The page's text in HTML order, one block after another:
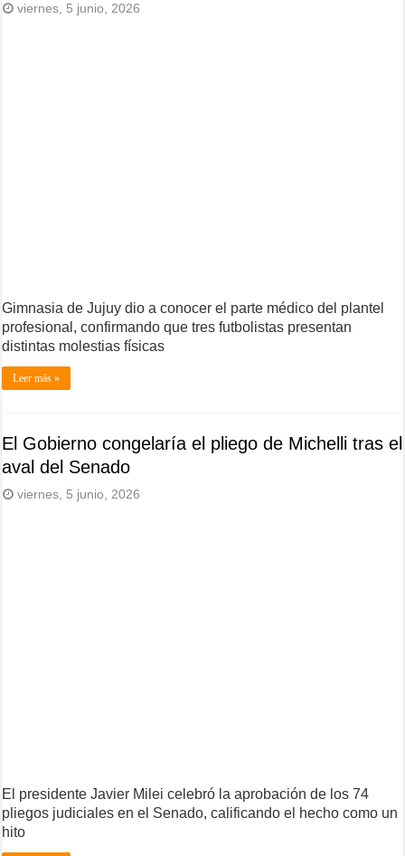
viernes, 5 junio, 2026
Gimnasia de Jujuy dio a conocer el parte médico del plantel
profesional, confirmando que tres futbolistas presentan
distintas molestias físicas
Leer más »
El Gobierno congelaría el pliego de Michelli tras el
aval del Senado
viernes, 5 junio, 2026
El presidente Javier Milei celebró la aprobación de los 74
pliegos judiciales en el Senado, calificando el hecho como un
hito